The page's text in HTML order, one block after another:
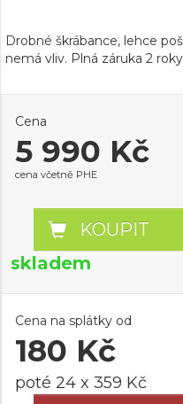
Drobné škrábance, lehce
nemá vliv. Plná záruka 2
Cena
5 990 Kč
cena včetně PHE
KOUPIT
skladem
Cena na splátky od
180 Kč
poté 24 x 359 Kč